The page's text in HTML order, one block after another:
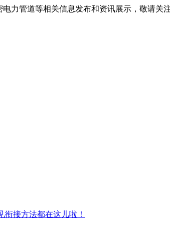
电力管道等相关信息发布和资讯展示，敬请关
衔接方法都在这儿啦！